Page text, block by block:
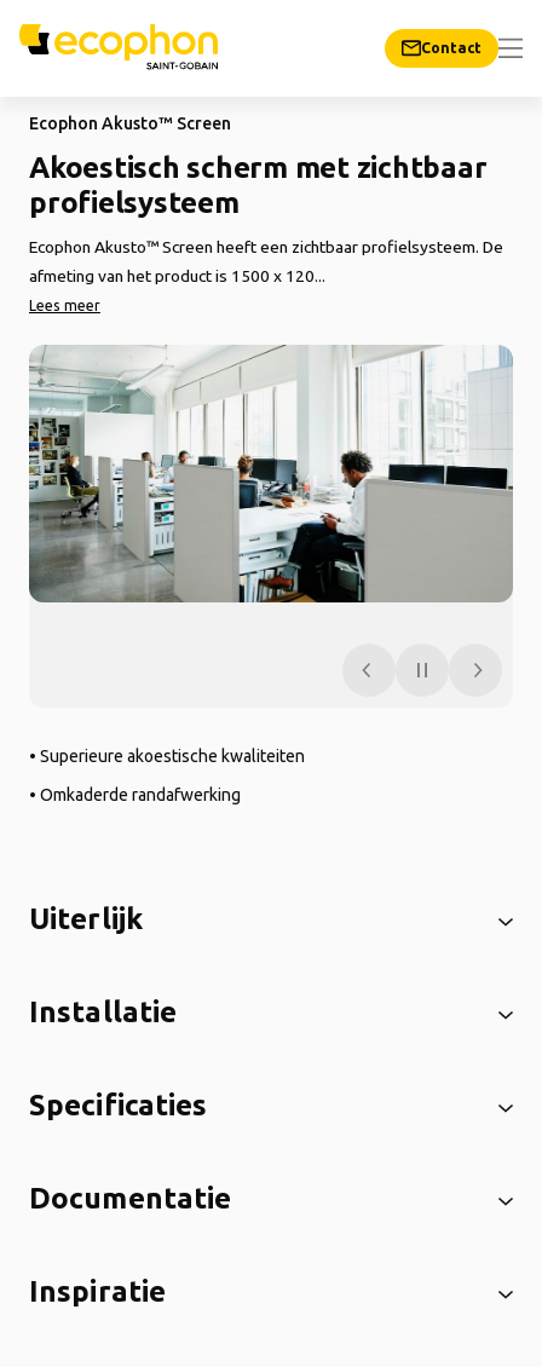
Contact
Ecophon Akusto™ Screen
Akoestisch scherm met zichtbaar
profielsysteem
Ecophon Akusto™ Screen heeft een zichtbaar profielsysteem. De
afmeting van het product is 1500 x 120...
Lees meer
• Superieure akoestische kwaliteiten
• Omkaderde randafwerking
Uiterlijk
Installatie
Specificaties
Documentatie
Inspiratie